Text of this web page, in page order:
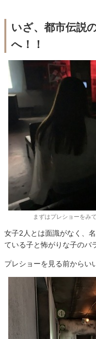
いざ、都市伝説
へ！！
まずはプレショーをみ
女子2人とは面識がなく、
ている子と怖がりな子のバ
プレショーを見る前からい